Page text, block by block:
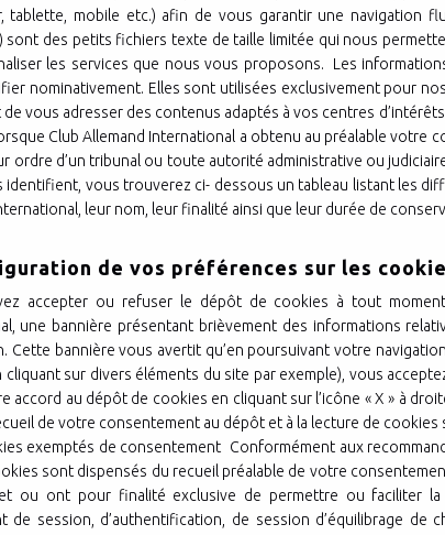
tablette, mobile etc.) afin de vous garantir une navigation
sont des petits fichiers texte de taille limitée qui nous
les services que nous vous proposons. Les
nominativement. Elles sont utilisées exclusivement pour
vous adresser des contenus adaptés à vos centres
Club Allemand International a obtenu au préalable
ordre d’un tribunal ou toute autorité administrative ou
identifient, vous trouverez ci- dessous un tableau listant les
leur nom, leur finalité ainsi que leur durée de
de vos préférences sur les
accepter ou refuser le dépôt de cookies à tout
une bannière présentant brièvement des informations
Cette bannière vous avertit qu’en poursuivant votre
cliquant sur divers éléments du site par exemple), vous
accord au dépôt de cookies en cliquant sur l’icône « X » à
de votre consentement au dépôt et à la lecture de
exemptés de consentement Conformément aux
sont dispensés du recueil préalable de votre
ou ont pour finalité exclusive de permettre ou faciliter la
de session, d’authentification, de session d’équilibrage